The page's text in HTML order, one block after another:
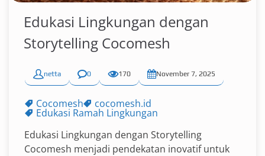
Edukasi Lingkungan dengan
Storytelling Cocomesh
netta 0 170 November 7, 2025
Cocomesh cocomesh.id
Edukasi Ramah Lingkungan
Edukasi Lingkungan dengan Storytelling
Cocomesh menjadi pendekatan inovatif untuk